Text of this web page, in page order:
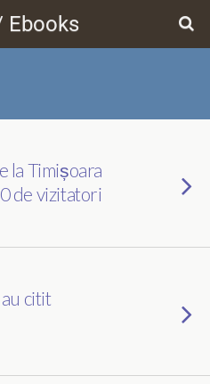
Ebooks
la Timișoara
de vizitatori
citit